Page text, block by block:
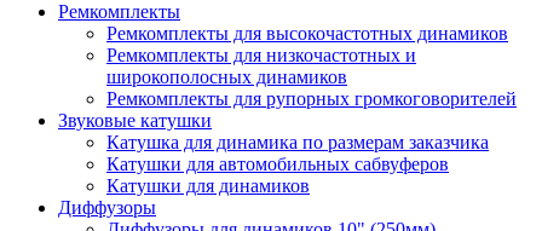
Ремкомплекты
Ремкомплекты для высокочастотных динамиков
Ремкомплекты для низкочастотных и
широкополосных динамиков
Ремкомплекты для рупорных громкоговорителей
Звуковые катушки
Катушка для динамика по размерам заказчика
Катушки для автомобильных сабвуферов
Катушки для динамиков
Диффузоры